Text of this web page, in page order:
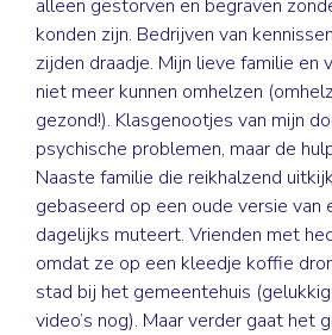
alleen gestorven en begraven
konden zijn. Bedrijven van
zijden draadje. Mijn lieve familie en
niet meer kunnen omhelzen
gezond!). Klasgenootjes van mijn
psychische problemen, maar de
Naaste familie die reikhalzend
gebaseerd op een oude versie van
dagelijks muteert. Vrienden met
omdat ze op een kleedje koffie
stad bij het gemeentehuis
video’s nog). Maar verder gaat het